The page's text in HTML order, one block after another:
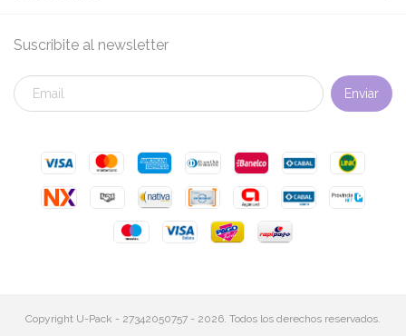
Suscribite al newsletter
Copyright U-Pack - 27342050757 - 2026. Todos los derechos reservados.